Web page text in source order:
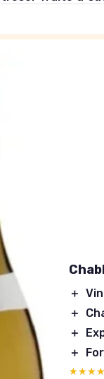
＋
＋
＋
＋